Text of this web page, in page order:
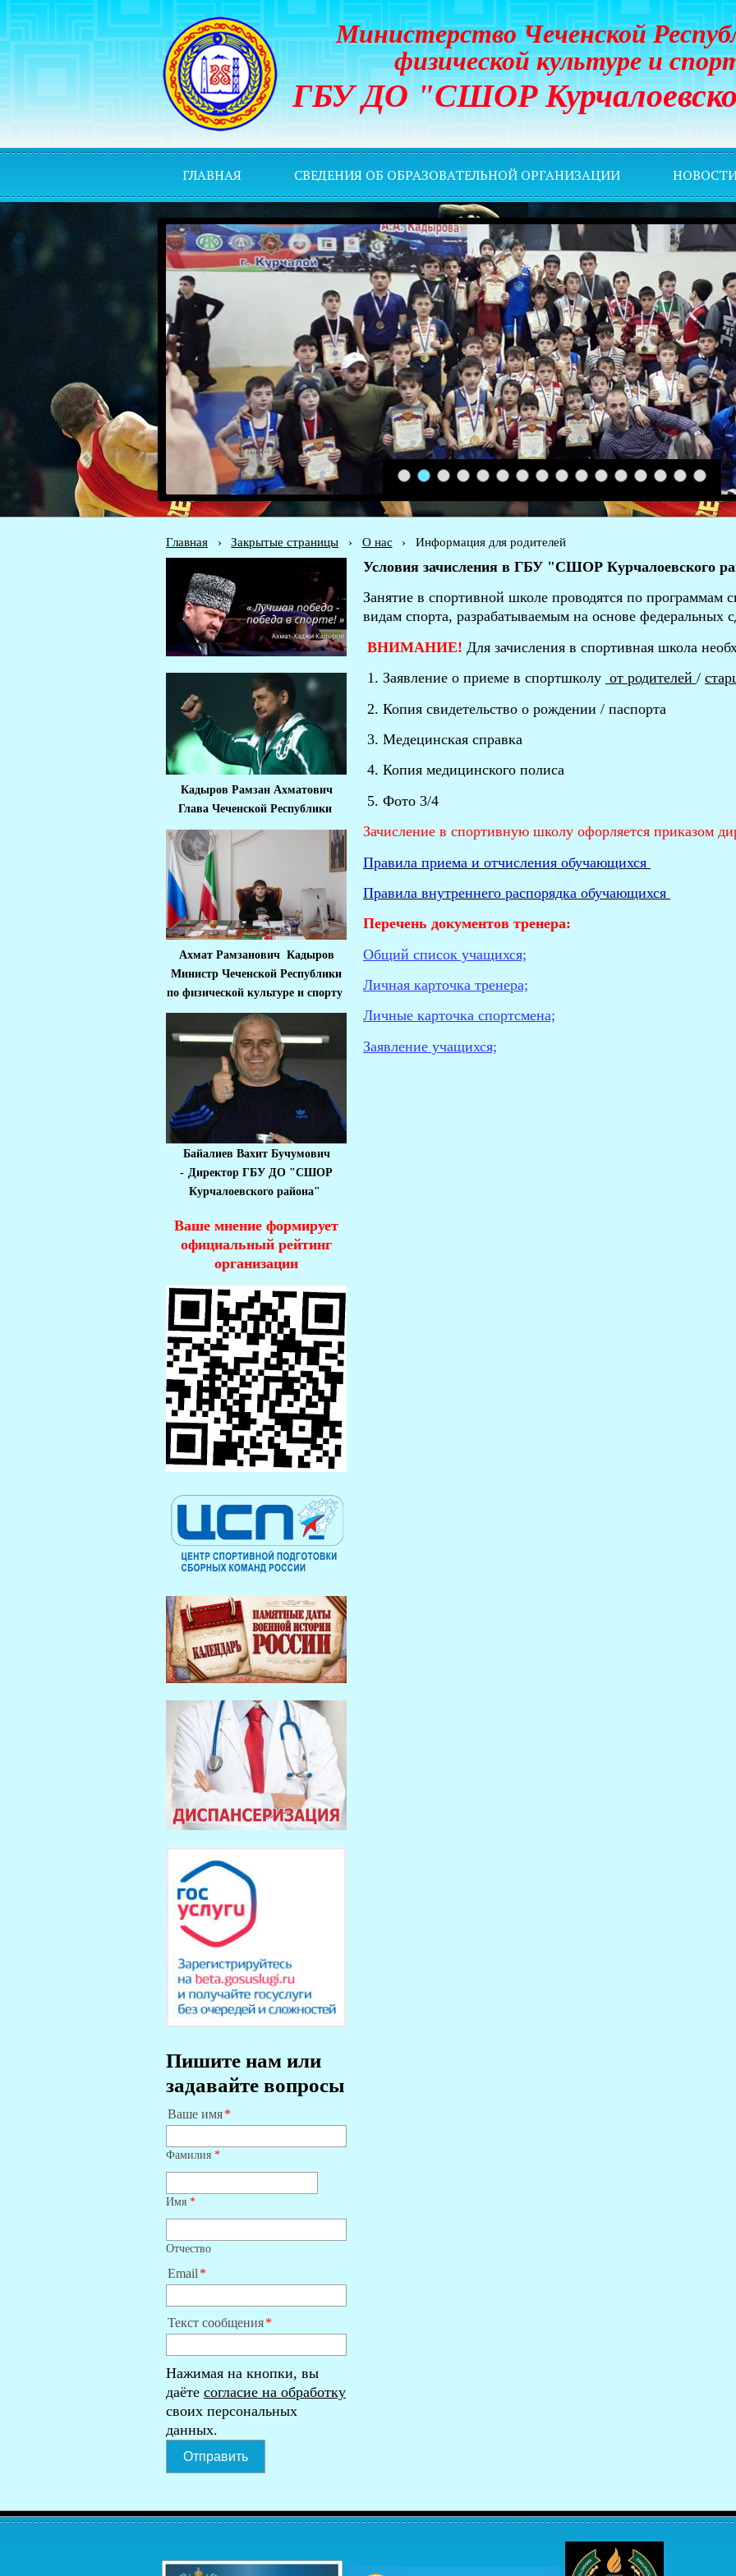
Министерство Чеченской
ГБУ ДО "СШОР
физической культуре и
ГЛАВНАЯ СВЕДЕНИЯ ОБ ОБРАЗОВАТЕЛЬНОЙ ОРГАНИЗАЦИИ
1 2 3 4 5 6 7 8 9 10 11 12 13 14 15 16
Главная › Закрытые страницы › О нас › Информация для родителей
Кадыров Рамзан Ахматович
Глава Чеченской Республики
Ахмат Рамзанович Кадыров
Министр Чеченской Республики
по физической культуре и спорту
Байалиев Вахит Бучумович
- Директор ГБУ ДО "СШОР
Курчалоевского района"
Ваше мнение формирует
официальный рейтинг
организации
Пишите нам или
задавайте вопросы
Ваше имя
Фамилия *
Имя *
Отчество
Email
Текст сообщения
Нажимая на кнопки, вы
даёте согласие на обработку
своих персональных
данных.
Отправить
Условия зачисления в ГБУ "СШОР Курчалоевского
Занятие в спортивной школе проводятся по программам
видам спорта, разрабатываемым на основе федеральных
ВНИМАНИЕ! Для зачисления в спортивная школа
1. Заявление о приеме в спортшколу от родителей /
2. Копия свидетельство о рождении / паспорта
3. Медецинская справка
4. Копия медицинского полиса
5. Фото 3/4
Зачисление в спортивную школу офорляется приказом
Правила приема и отчисления обучающихся
Правила внутреннего распорядка обучающихся
Перечень документов тренера:
Общий список учащихся;
Личная карточка тренера;
Личные карточка спортсмена;
Заявление учащихся;